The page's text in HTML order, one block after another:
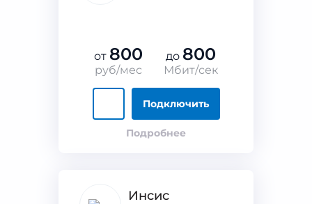
от 800
руб/мес
до 800
Мбит/сек
Подключить
Подробнее
Инсис